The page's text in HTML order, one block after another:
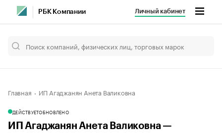
РБК Компании Личный кабинет
Главная ИП Агаджанян Анета Валиковна
ДЕЙСТВУЕТОБНОВЛЕНО
ИП Агаджанян Анета Валиковна —